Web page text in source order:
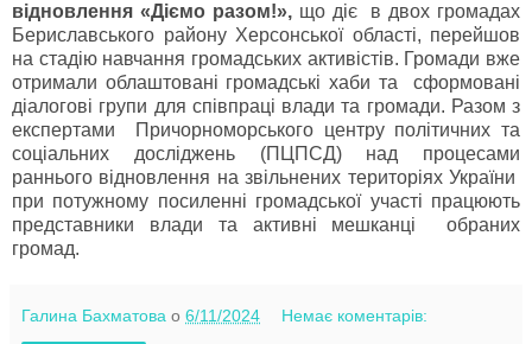
відновлення «Діємо разом!», що діє в двох громадах
Бериславського району Херсонської області, перейшов
на стадію навчання громадських активістів. Громади вже
отримали облаштовані громадські хаби та сформовані
діалогові групи для співпраці влади та громади. Разом з
експертами Причорноморського центру політичних та
соціальних досліджень (ПЦПСД) над процесами
раннього відновлення на звільнених територіях України
при потужному посиленні громадської участі працюють
представники влади та активні мешканці обраних
громад.
Галина Бахматова о 6/11/2024 Немає коментарів: